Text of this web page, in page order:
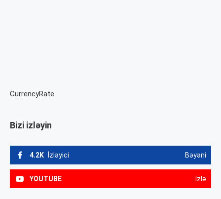
CurrencyRate
Bizi izləyin
4.2K İzləyici Bəyəni
YOUTUBE İzlə